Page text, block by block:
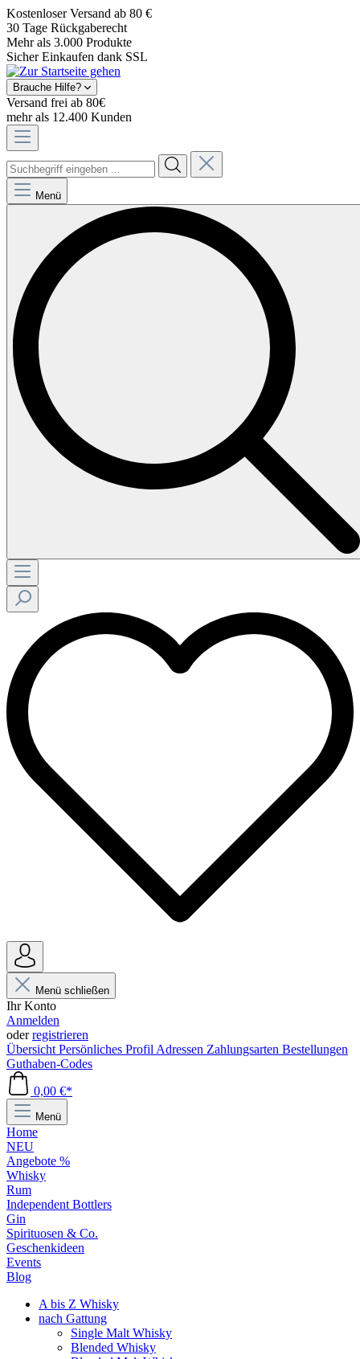
Kostenloser Versand ab 80 €
30 Tage Rückgaberecht
Mehr als 3.000 Produkte
Sicher Einkaufen dank SSL
Brauche Hilfe?
Versand frei ab 80€
mehr als 12.400 Kunden
Menü
Menü schließen
Ihr Konto
Anmelden
oderregistrieren
Übersicht Persönliches Profil Adressen Zahlungsarten Bestellungen
Guthaben-Codes
0,00 €*
Menü
Home
NEU
Angebote %
Whisky
Rum
Independent Bottlers
Gin
Spirituosen & Co.
Geschenkideen
Events
Blog
A bis Z Whisky
nach Gattung
Single Malt Whisky
Blended Whisky